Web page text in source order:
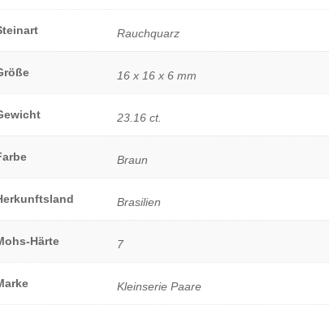
Rauchquarz
16 x 16 x 6 mm
23.16 ct.
Braun
Brasilien
Härte 7
Kleinserie Paare